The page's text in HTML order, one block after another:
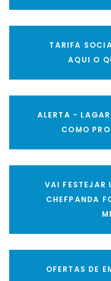
TARIFA
AQUI O
ALERTA -
COMO
VAI FESTEJAR
CHEFPANDA
OFERTAS DE